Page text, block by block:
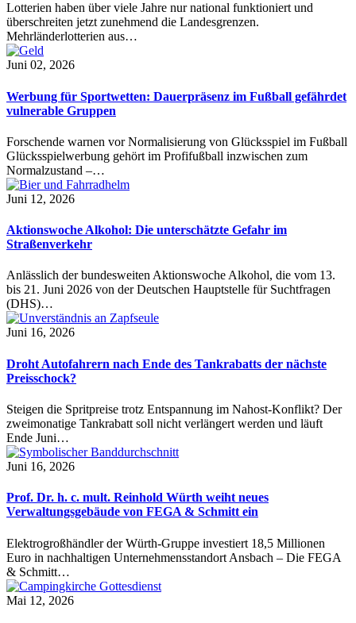
Lotterien haben über viele Jahre nur national funktioniert und
überschreiten jetzt zunehmend die Landesgrenzen.
Mehrländerlotterien aus…
Juni 02, 2026
Werbung für Sportwetten: Dauerpräsenz im Fußball gefährdet
vulnerable Gruppen
Forschende warnen vor Normalisierung von Glücksspiel im Fußball
Glücksspielwerbung gehört im Profifußball inzwischen zum
Normalzustand –…
Juni 12, 2026
Aktionswoche Alkohol: Die unterschätzte Gefahr im
Straßenverkehr
Anlässlich der bundesweiten Aktionswoche Alkohol, die vom 13.
bis 21. Juni 2026 von der Deutschen Hauptstelle für Suchtfragen
(DHS)…
Juni 16, 2026
Droht Autofahrern nach Ende des Tankrabatts der nächste
Preisschock?
Steigen die Spritpreise trotz Entspannung im Nahost-Konflikt? Der
zweimonatige Tankrabatt soll nicht verlängert werden und läuft
Ende Juni…
Juni 16, 2026
Prof. Dr. h. c. mult. Reinhold Würth weiht neues
Verwaltungsgebäude von FEGA & Schmitt ein
Elektrogroßhändler der Würth-Gruppe investiert 18,5 Millionen
Euro in nachhaltigen Unternehmensstandort Ansbach – Die FEGA
& Schmitt…
Mai 12, 2026